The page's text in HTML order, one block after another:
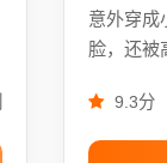
意外穿成
脸，还被
9.3分